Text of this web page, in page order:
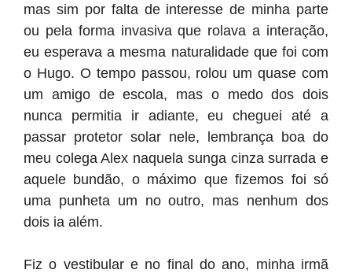
mas sim por falta de interesse de minha parte
ou pela forma invasiva que rolava a interação,
eu esperava a mesma naturalidade que foi com
o Hugo. O tempo passou, rolou um quase com
um amigo de escola, mas o medo dos dois
nunca permitia ir adiante, eu cheguei até a
passar protetor solar nele, lembrança boa do
meu colega Alex naquela sunga cinza surrada e
aquele bundão, o máximo que fizemos foi só
uma punheta um no outro, mas nenhum dos
dois ia além.
Fiz o vestibular e no final do ano, minha irmã